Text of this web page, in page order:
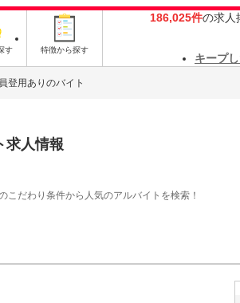
す 特徴から探す
186,025件の求人
キープ
登用ありのバイト
求人情報
だわり条件から人気のアルバイトを検索！